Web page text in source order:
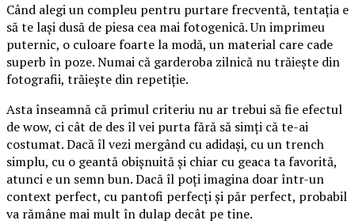
Când alegi un compleu pentru purtare frecventă, tentația e
să te lași dusă de piesa cea mai fotogenică. Un imprimeu
puternic, o culoare foarte la modă, un material care cade
superb în poze. Numai că garderoba zilnică nu trăiește din
fotografii, trăiește din repetiție.
Asta înseamnă că primul criteriu nu ar trebui să fie efectul
de wow, ci cât de des îl vei purta fără să simți că te-ai
costumat. Dacă îl vezi mergând cu adidași, cu un trench
simplu, cu o geantă obișnuită și chiar cu geaca ta favorită,
atunci e un semn bun. Dacă îl poți imagina doar într-un
context perfect, cu pantofi perfecți și păr perfect, probabil
va rămâne mai mult în dulap decât pe tine.